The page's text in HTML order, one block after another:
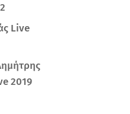
Live
2019